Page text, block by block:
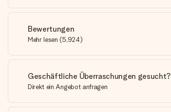
Bewertungen
Mehr lesen (5,924)
Geschäftliche Überraschungen gesucht?
Direkt ein Angebot anfragen